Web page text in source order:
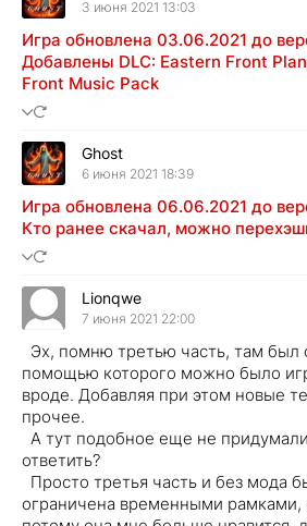
3 июня 2021 13:03
Игра обновлена 03.06.2021 до
Добавлены DLC: Eastern Front
Front Music Pack
Ghost
6 июня 2021 18:39
Игра обновлена 06.06.2021 до
Кто ранее скачал, можно
Lionqwe
7 июня 2021 22:00
Эх, помню третью часть, там был
помощью которого можно было
вроде. Добавляя при этом новые
прочее.
А тут подобное еще не
ответить?
Просто третья часть и без мода
ограничена временными рамками,